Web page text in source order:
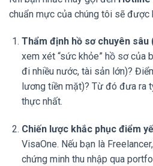
chuẩn mực của chúng tôi sẽ được
Thẩm định hồ sơ chuyên sâu
xem xét “sức khỏe” hồ sơ của
đi nhiều nước, tài sản lớn)?
lương tiền mặt)? Từ đó đưa ra
thực nhất.
Chiến lược khắc phục điểm
VisaOne. Nếu bạn là
chứng minh thu nhập qua